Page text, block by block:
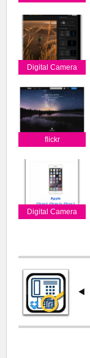
Digital Camera
flickr
Digital Camera